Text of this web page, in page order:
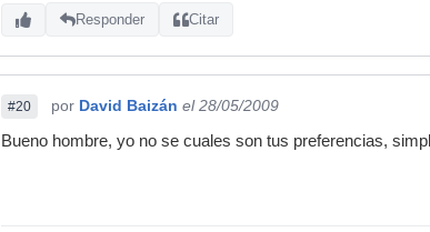
Responder Citar
#20 por David Baizán el 28/05/2009
Bueno hombre, yo no se cuales son tus preferencias,